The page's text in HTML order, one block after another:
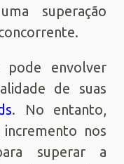
superação
pode envolver
de suas
. No entanto,
nos
superar a